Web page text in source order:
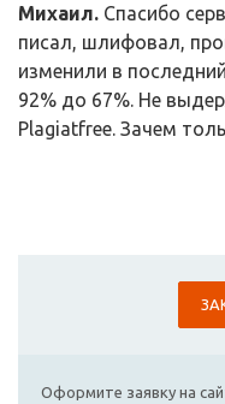
Михаил. Спасибо
писал, шлифовал,
изменили в
92% до 67%. Не
Plagiatfree. Зачем
Оформите заявку на